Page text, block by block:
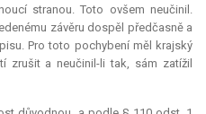
stranou. Toto ovšem neučinil.
závěru dospěl předčasně a
Pro toto pochybení měl krajský
zrušit a neučinil-li tak, sám zatížil